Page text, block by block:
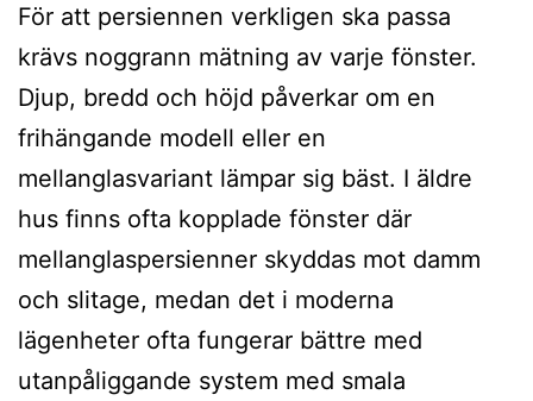
För att persiennen verkligen ska passa
krävs noggrann mätning av varje fönster.
Djup, bredd och höjd påverkar om en
frihängande modell eller en
mellanglasvariant lämpar sig bäst. I äldre
hus finns ofta kopplade fönster där
mellanglaspersienner skyddas mot damm
och slitage, medan det i moderna
lägenheter ofta fungerar bättre med
utanpåliggande system med smala